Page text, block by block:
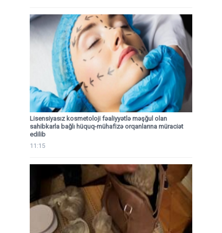
Lisensiyasız kosmetoloji fəaliyyətlə məşğul olan
sahibkarla bağlı hüquq-mühafizə orqanlarına müraciət
edilib
11:15